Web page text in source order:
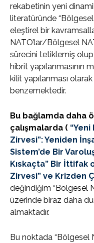
rekabetinin yeni
literatüründe
eleştirel bir
NATO’lar/Bölgesel
sürecini tetiklemiş
hibrit yapılanmasının
kilit yapılanması
benzemektedir.
Bu bağlamda daha
çalışmalarda ( “Yeni
Zirvesi”: Yeniden
Sistem’de Bir
Kıskaçta” Bir İttifak
Zirvesi” ve Krizden
değindiğim “Bölgesel
üzerinde biraz daha
almaktadır.
Bu noktada “Bölgesel